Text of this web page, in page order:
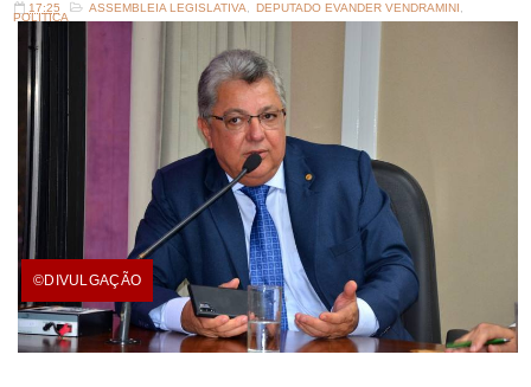
17:25 ASSEMBLEIA LEGISLATIVA DEPUTADO EVANDER VENDRAMINI
POLITICA
©DIVULGAÇÃO